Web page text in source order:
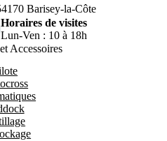
Barisey-la-Côte
Horaires de visites
Lun-Ven : 10 à 18h
Accessoires